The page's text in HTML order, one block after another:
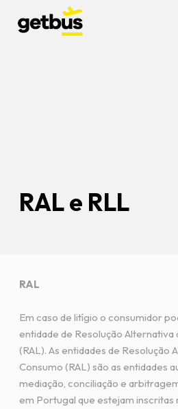
RAL e RLL
RAL
Em caso de litígio o consumidor
entidade de Resolução Alternativa
(RAL). As entidades de Resolução
Consumo (RAL) são as entidades
mediação, conciliação e
em Portugal que estejam inscritas